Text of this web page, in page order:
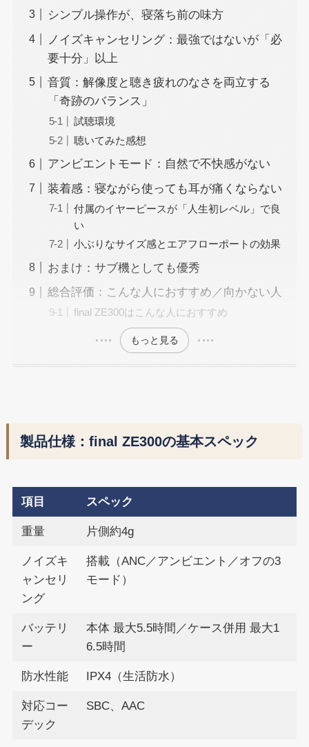
シンプル操作が、寝落ち前の味方
ノイズキャンセリング：最強ではないが「必
要十分」以上
音質：解像度と聴き疲れのなさを両立する
「奇跡のバランス」
試聴環境
聴いてみた感想
アンビエントモード：自然で不快感がない
装着感：寝ながら使っても耳が痛くならない
付属のイヤーピースが「人生初レベル」で良
い
小ぶりなサイズ感とエアフローポートの効果
おまけ：サブ機としても優秀
総合評価：こんな人におすすめ／向かない人
final ZE300はこんな人におすすめ
もっと見る
製品仕様：final ZE300の基本スペック
項目 スペック
重量 片側約4g
ノイズキ
ャンセリ
ング
搭載（ANC／アンビエント／オフの3
モード）
バッテリ
ー
本体 最大5.5時間／ケース併用 最大1
6.5時間
防水性能 IPX4（生活防水）
対応コー
デック
SBC、AAC